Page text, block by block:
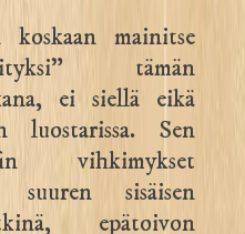
mainitse
tämän
ei siellä eikä
luostarissa. Sen
vihkimykset
sisäisen
epätoivon